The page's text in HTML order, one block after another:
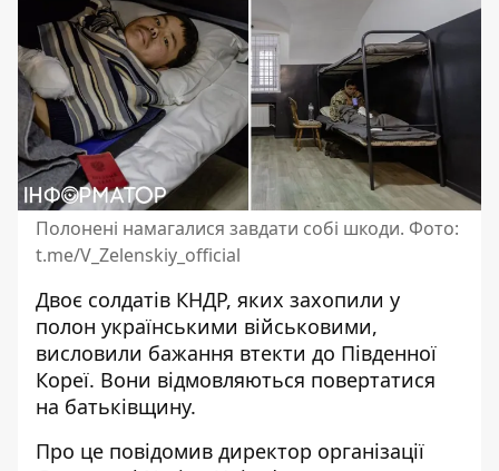
Полонені намагалися завдати собі шкоди. Фото:
t.me/V_Zelenskiy_official
Двоє солдатів КНДР, яких захопили у
полон українськими військовими,
висловили бажання втекти до Південної
Кореї. Вони відмовляються повертатися
на батьківщину.
Про це повідомив директор організації